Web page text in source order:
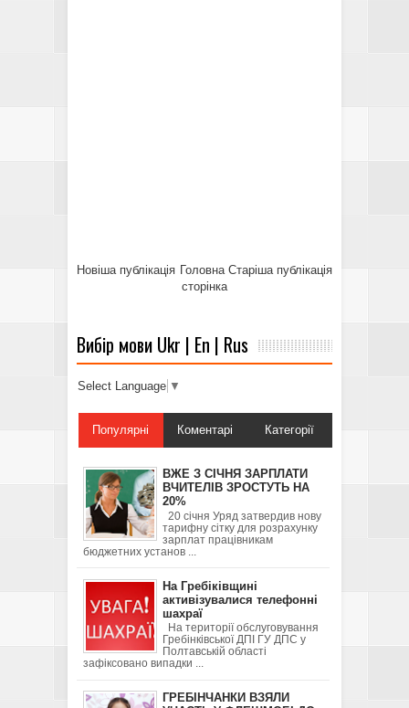
Новіша публікація Старіша публікація
Головна
сторінка
Вибір мови Ukr | En | Rus
Select Language ▼
Популярні Коментарі Категорії
ВЖЕ З СІЧНЯ ЗАРПЛАТИ
ВЧИТЕЛІВ ЗРОСТУТЬ НА
20%
20 січня Уряд затвердив нову
тарифну сітку для розрахунку
зарплат працівникам
бюджетних установ ...
На Гребіківщині
активізувалися телефонні
шахраї
На території обслуговування
Гребінківської ДПІ ГУ ДПС у
Полтавській області
зафіксовано випадки ...
ГРЕБІНЧАНКИ ВЗЯЛИ